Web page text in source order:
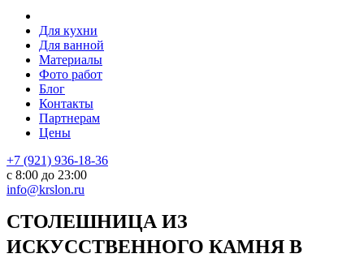
Для кухни
Для ванной
Материалы
Фото работ
Блог
Контакты
Партнерам
Цены
+7 (921) 936-18-36
с 8:00 до 23:00
info@krslon.ru
СТОЛЕШНИЦА ИЗ
ИСКУССТВЕННОГО КАМНЯ В